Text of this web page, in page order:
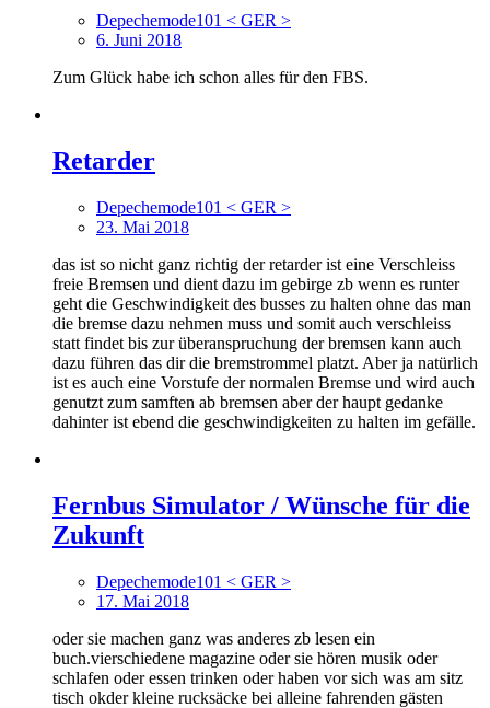
Depechemode101 < GER >
6. Juni 2018
Zum Glück habe ich schon alles für den FBS.
Retarder
Depechemode101 < GER >
23. Mai 2018
das ist so nicht ganz richtig der retarder ist eine Verschleiss
freie Bremsen und dient dazu im gebirge zb wenn es runter
geht die Geschwindigkeit des busses zu halten ohne das man
die bremse dazu nehmen muss und somit auch verschleiss
statt findet bis zur überanspruchung der bremsen kann auch
dazu führen das dir die bremstrommel platzt. Aber ja natürlich
ist es auch eine Vorstufe der normalen Bremse und wird auch
genutzt zum samften ab bremsen aber der haupt gedanke
dahinter ist ebend die geschwindigkeiten zu halten im gefälle.
Fernbus Simulator / Wünsche für die
Zukunft
Depechemode101 < GER >
17. Mai 2018
oder sie machen ganz was anderes zb lesen ein
buch.vierschiedene magazine oder sie hören musik oder
schlafen oder essen trinken oder haben vor sich was am sitz
tisch okder kleine rucksäcke bei alleine fahrenden gästen